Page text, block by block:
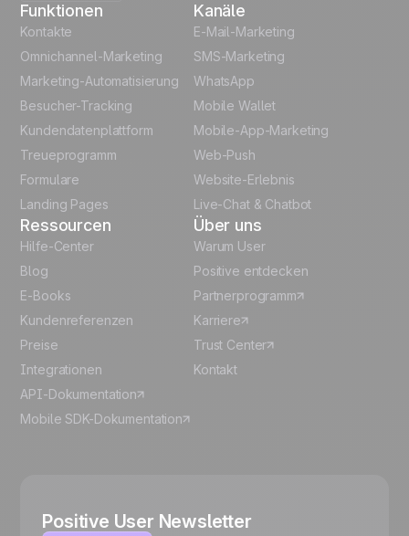
English
Polish
Español
Funktionen
Kontakte
Omnichannel-Marketing
Marketing-Automatisierung
Besucher-Tracking
Kundendatenplattform
Treueprogramm
Formulare
Landing Pages
Kanäle
E-Mail-Marketing
SMS-Marketing
WhatsApp
Mobile Wallet
Mobile-App-Marketing
Web-Push
Website-Erlebnis
Live-Chat & Chatbot
Ressourcen
Hilfe-Center
Blog
E-Books
Kundenreferenzen
Preise
Integrationen
API-Dokumentation
Mobile SDK-Dokumentation
Über uns
Warum User
Positive entdecken
Partnerprogramm
Karriere
Trust Center
Kontakt
Positive User Newsletter